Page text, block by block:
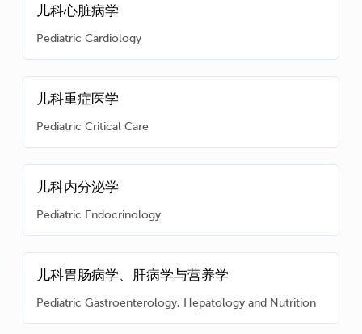
儿科心脏病学
Pediatric Cardiology
儿科重症医学
Pediatric Critical Care
儿科内分泌学
Pediatric Endocrinology
儿科胃肠病学、肝病学与营养学
Pediatric Gastroenterology, Hepatology and Nutrition